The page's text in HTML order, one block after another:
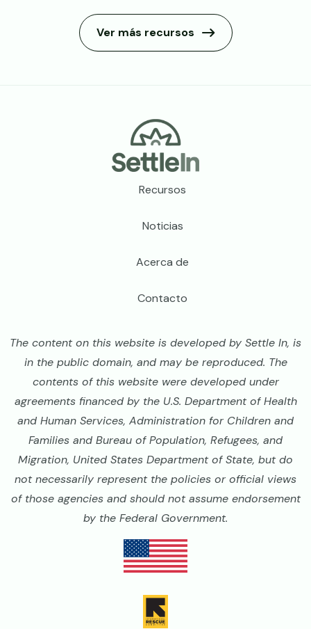
Ver más recursos
Recursos
Noticias
Acerca de
Contacto
The content on this website is developed by Settle In, is
in the public domain, and may be reproduced. The
contents of this website were developed under
agreements financed by the U.S. Department of Health
and Human Services, Administration for Children and
Families and Bureau of Population, Refugees, and
Migration, United States Department of State, but do
not necessarily represent the policies or official views
of those agencies and should not assume endorsement
by the Federal Government.